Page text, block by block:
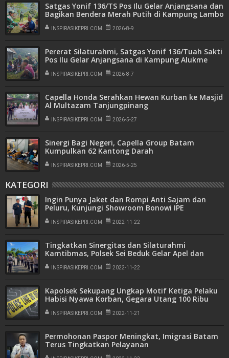
Satgas Yonif 136/TS Pos Ilu Gelar Anjangsana dan
Bagikan Bendera Merah Putih di Kampung Lambo
INSPIRASIKEPRI.COM 2026-8-9
Pererat Silaturahmi, Satgas Yonif 136/Tuah Sakti
Pos Ilu Gelar Anjangsana di Kampung Alukme
INSPIRASIKEPRI.COM 2026-8-7
Capella Honda Serahkan Hewan Kurban ke Masjid
Al Multazam Tanjungpinang
INSPIRASIKEPRI.COM 2026-5-27
Sinergi Bagi Negeri, Capella Group Batam
Kumpulkan 62 Kantong Darah
INSPIRASIKEPRI.COM 2026-5-25
KATEGORI
Ingin Punya Jaket dan Rompi Anti Sajam dan
Peluru, Kunjungi Showroom Bonowi IPE
INSPIRASIKEPRI.COM 2022-11-22
Tingkatkan Sinergitas dan Silaturahmi
Kamtibmas, Polsek Sei Beduk Gelar Apel dan
Patroli Gabungan
INSPIRASIKEPRI.COM 2022-11-22
Kapolsek Sekupang Ungkap Motif Ketiga Pelaku
Habisi Nyawa Korban, Gegara Utang 100 Ribu
INSPIRASIKEPRI.COM 2022-11-21
Permohonan Paspor Meningkat, Imigrasi Batam
Terus Tingkatkan Pelayanan